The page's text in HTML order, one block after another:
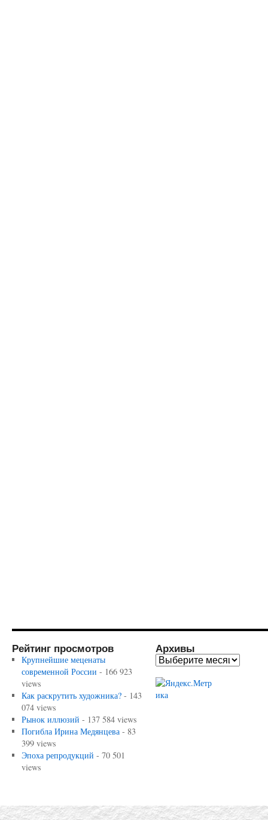
Рейтинг просмотров
Крупнейшие меценаты
современной России - 166 923
views
Как раскрутить художника?- 143
074 views
Рынок иллюзий - 137 584 views
Погибла Ирина Медянцева- 83
399 views
Эпоха репродукций - 70 501
views
Архивы